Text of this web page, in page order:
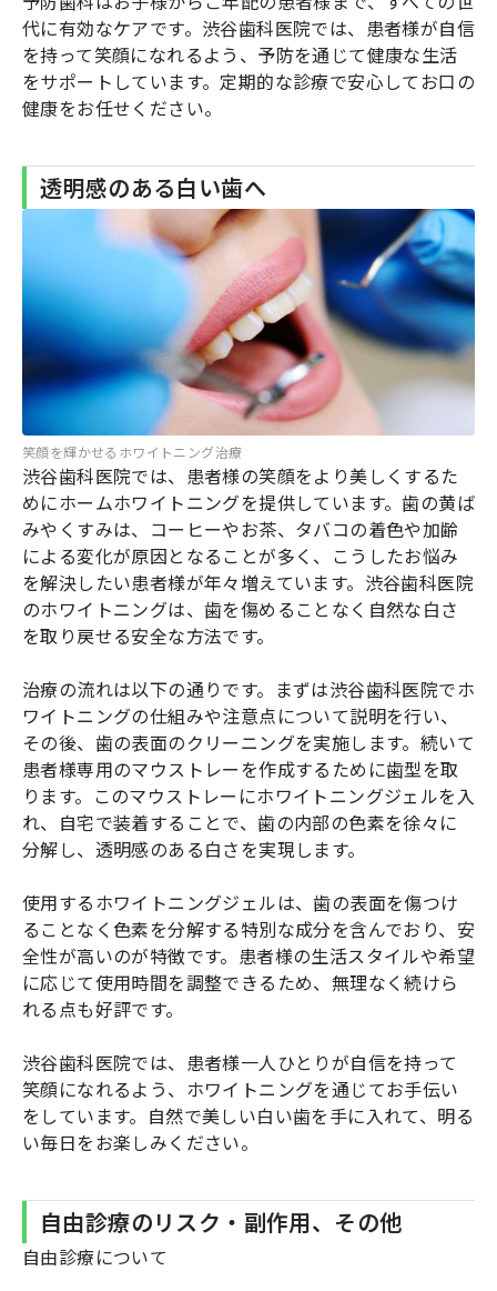
代に有効なケアです。渋谷歯科医院では、患者様が自信
を持って笑顔になれるよう、予防を通じて健康な生活
をサポートしています。定期的な診療で安心してお口の
健康をお任せください。
透明感のある白い歯へ
笑顔を輝かせるホワイトニング治療
渋谷歯科医院では、患者様の笑顔をより美しくするた
めにホームホワイトニングを提供しています。歯の黄ば
みやくすみは、コーヒーやお茶、タバコの着色や加齢
による変化が原因となることが多く、こうしたお悩み
を解決したい患者様が年々増えています。渋谷歯科医院
のホワイトニングは、歯を傷めることなく自然な白さ
を取り戻せる安全な方法です。
治療の流れは以下の通りです。まずは渋谷歯科医院でホ
ワイトニングの仕組みや注意点について説明を行い、
その後、歯の表面のクリーニングを実施します。続いて
患者様専用のマウストレーを作成するために歯型を取
ります。このマウストレーにホワイトニングジェルを入
れ、自宅で装着することで、歯の内部の色素を徐々に
分解し、透明感のある白さを実現します。
使用するホワイトニングジェルは、歯の表面を傷つけ
ることなく色素を分解する特別な成分を含んでおり、安
全性が高いのが特徴です。患者様の生活スタイルや希望
に応じて使用時間を調整できるため、無理なく続けら
れる点も好評です。
渋谷歯科医院では、患者様一人ひとりが自信を持って
笑顔になれるよう、ホワイトニングを通じてお手伝い
をしています。自然で美しい白い歯を手に入れて、明る
い毎日をお楽しみください。
自由診療のリスク・副作用、その他
自由診療について